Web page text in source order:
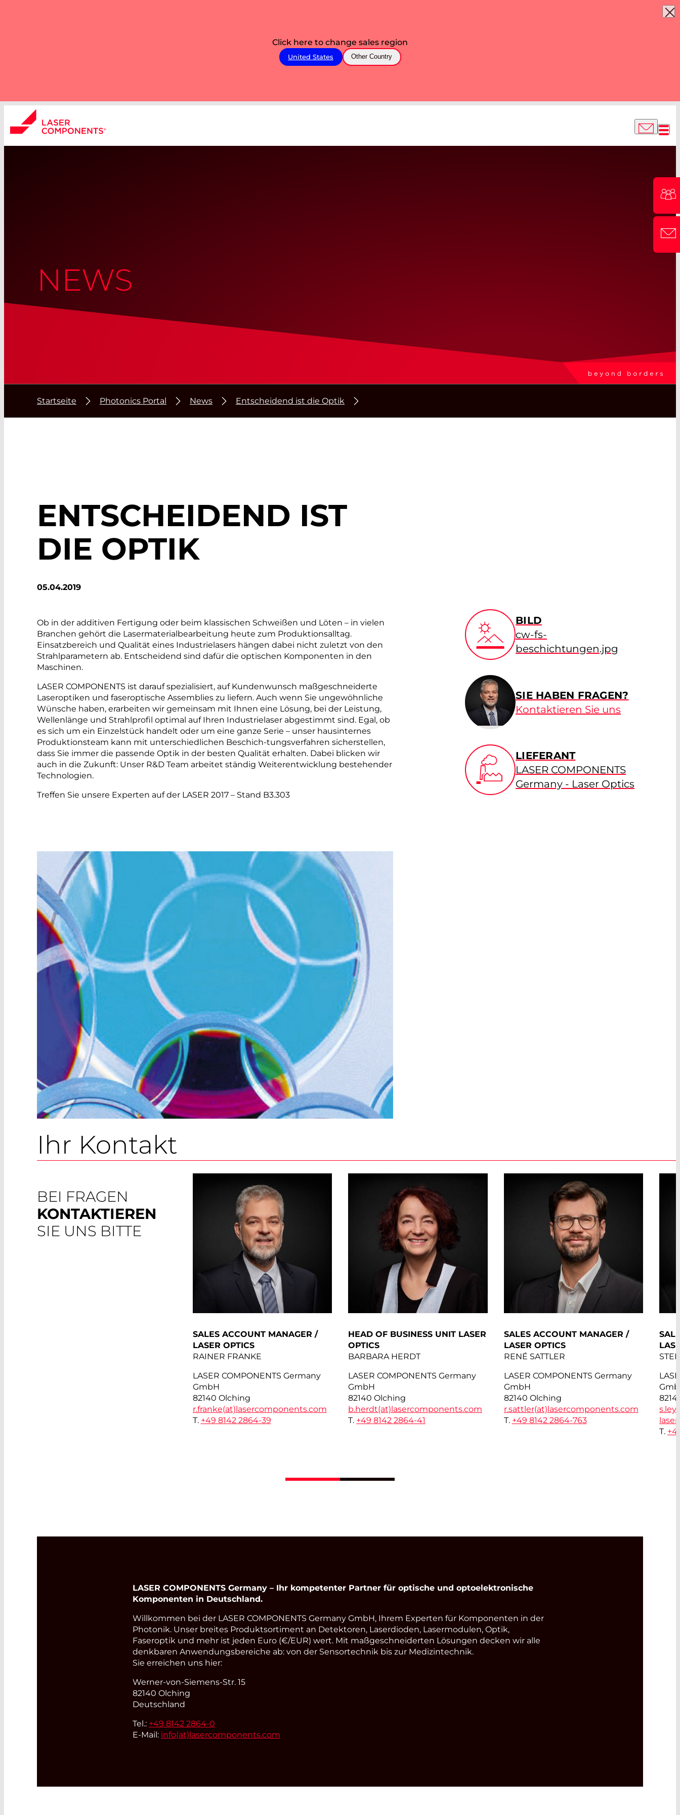
Click here to change sales region
United States Other Country
NEWS
Startseite Photonics Portal News Entscheidend ist die Optik
ENTSCHEIDEND IST
DIE OPTIK
05.04.2019
Ob in der additiven Fertigung oder beim klassischen Schweißen und Löten – in vielen
Branchen gehört die Lasermaterialbearbeitung heute zum Produktionsalltag.
Einsatzbereich und Qualität eines Industrielasers hängen dabei nicht zuletzt von den
Strahlparametern ab. Entscheidend sind dafür die optischen Komponenten in den
Maschinen.
LASER COMPONENTS ist darauf spezialisiert, auf Kundenwunsch maßgeschneiderte
Laseroptiken und faseroptische Assemblies zu liefern. Auch wenn Sie ungewöhnliche
Wünsche haben, erarbeiten wir gemeinsam mit Ihnen eine Lösung, bei der Leistung,
Wellenlänge und Strahlprofil optimal auf Ihren Industrielaser abgestimmt sind. Egal, ob
es sich um ein Einzelstück handelt oder um eine ganze Serie – unser hausinternes
Produktionsteam kann mit unterschiedlichen Beschich-tungsverfahren sicherstellen,
dass Sie immer die passende Optik in der besten Qualität erhalten. Dabei blicken wir
auch in die Zukunft: Unser R&D Team arbeitet ständig Weiterentwicklung bestehender
Technologien.
Treffen Sie unsere Experten auf der LASER 2017 – Stand B3.303
BILD
cw-fs-
beschichtungen.jpg
SIE HABEN FRAGEN?
Kontaktieren Sie uns
LIEFERANT
LASER COMPONENTS
Germany - Laser Optics
Ihr Kontakt
BEI FRAGEN
KONTAKTIEREN
SIE UNS BITTE
SALES ACCOUNT MANAGER /
LASER OPTICS
RAINER FRANKE
LASER COMPONENTS Germany
GmbH
82140 Olching
r.franke(at)lasercomponents.com
T. +49 8142 2864-39
HEAD OF BUSINESS UNIT LASER
OPTICS
BARBARA HERDT
LASER COMPONENTS Germany
GmbH
82140 Olching
b.herdt(at)lasercomponents.com
T. +49 8142 2864-41
SALES ACCOUNT MANAGER /
LASER OPTICS
RENÉ SATTLER
LASER COMPONENTS Germany
GmbH
82140 Olching
r.sattler(at)lasercomponents.com
T. +49 8142 2864-763
T.
LASER COMPONENTS Germany – Ihr kompetenter Partner für optische und optoelektronische
Komponenten in Deutschland.
Willkommen bei der LASER COMPONENTS Germany GmbH, Ihrem Experten für Komponenten in der
Photonik. Unser breites Produktsortiment an Detektoren, Laserdioden, Lasermodulen, Optik,
Faseroptik und mehr ist jeden Euro (€/EUR) wert. Mit maßgeschneiderten Lösungen decken wir alle
denkbaren Anwendungsbereiche ab: von der Sensortechnik bis zur Medizintechnik.
Sie erreichen uns hier:
Werner-von-Siemens-Str. 15
82140 Olching
Deutschland
Tel.: +49 8142 2864-0
E-Mail: info(at)lasercomponents.com